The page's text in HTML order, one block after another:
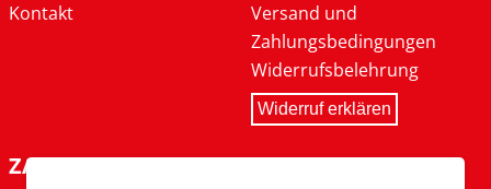
Kontakt
Versand und
Zahlungsbedingungen
Widerrufsbelehrung
Widerruf erklären
ZAHLARTEN